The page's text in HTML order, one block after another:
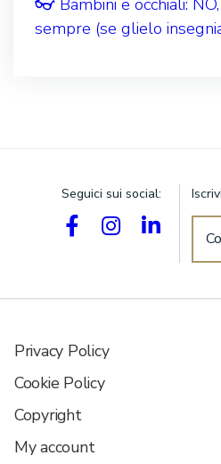
sempre (se glielo
Seguici sui social:
Privacy Policy
Cookie Policy
Copyright
My account